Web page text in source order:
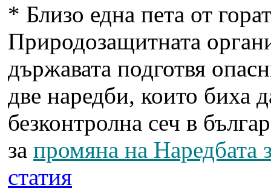
* Близо една пета от
Природозащитната
държавата подготвя
две наредби, които биха
безконтролна сеч в
за промяна на Наредбата
статия